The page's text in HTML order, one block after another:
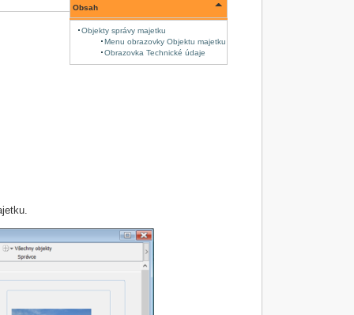
Obsah
Objekty správy majetku
Menu obrazovky Objektu majetku
Obrazovka Technické údaje